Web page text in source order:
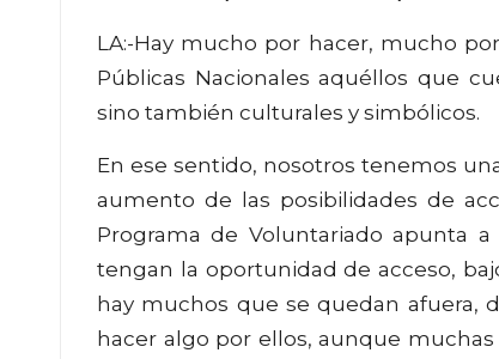
LA:-Hay mucho por hacer, mucho
Públicas Nacionales aquéllos que
sino también culturales y simbólicos.
En ese sentido, nosotros tenemos
aumento de las posibilidades de
Programa de Voluntariado apunta
tengan la oportunidad de acceso,
hay muchos que se quedan afuera,
hacer algo por ellos, aunque